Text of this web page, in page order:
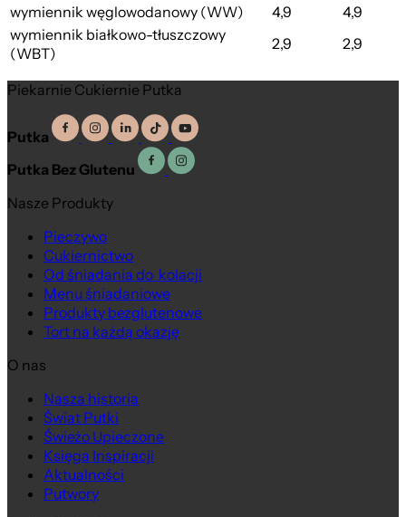
wymiennik węglowodanowy (WW)
4,9
4,9
wymiennik białkowo-tłuszczowy
(WBT)
2,9 2,9
Piekarnie Cukiernie Putka
Putka
Putka Bez Glutenu
Nasze Produkty
Pieczywo
Cukiernictwo
Od śniadania do kolacji
Menu śniadaniowe
Produkty bezglutenowe
Tort na każdą okazję
O nas
Nasza historia
Świat Putki
Świeżo Upieczone
Księga Inspiracji
Aktualności
Putwory